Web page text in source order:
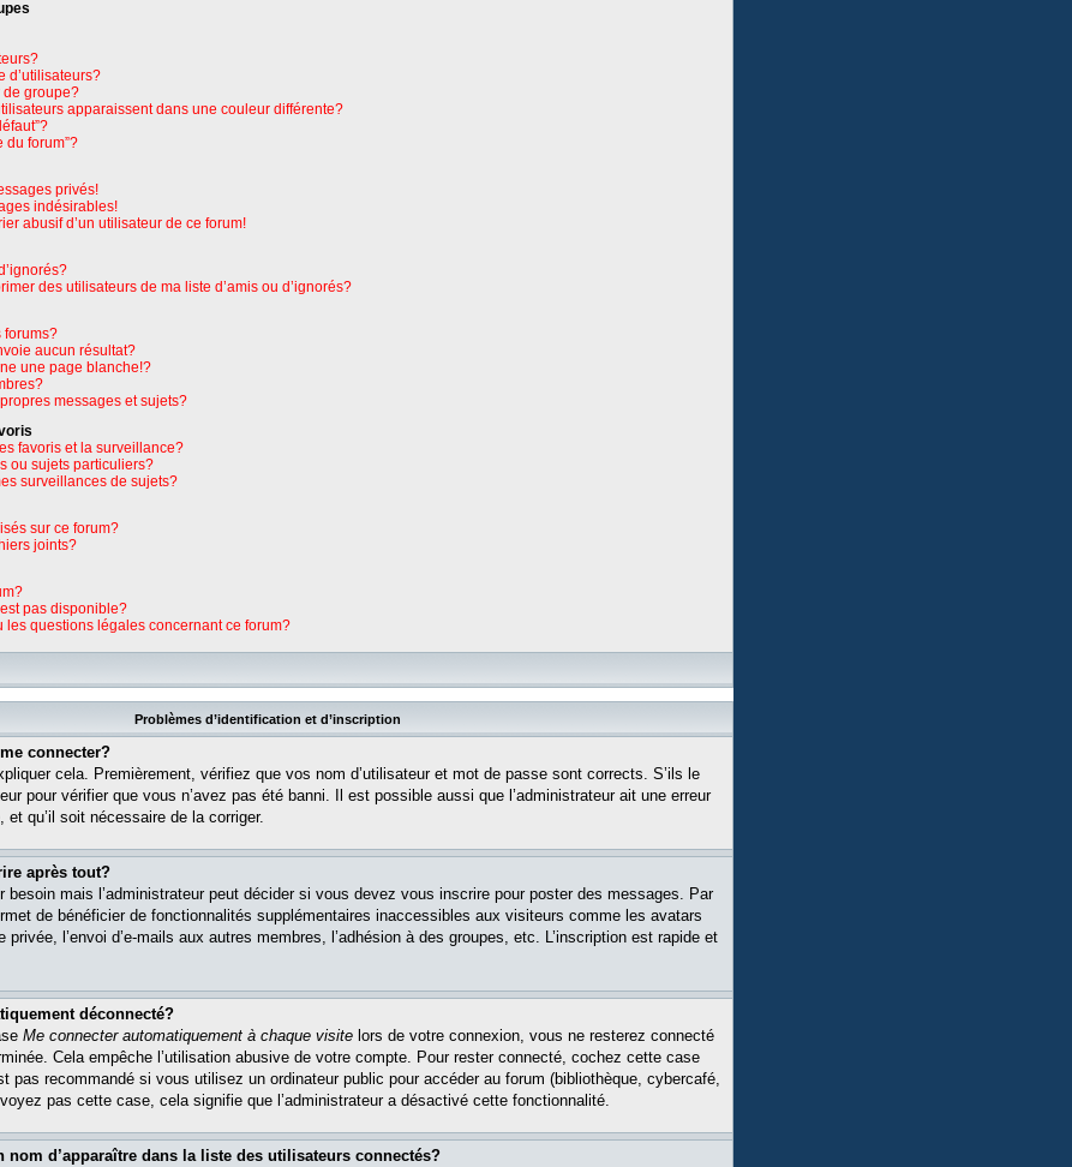
d’utilisateurs?
de groupe?
apparaissent dans une couleur différente?
du forum”?
privés!
indésirables!
abusif d’un utilisateur de ce forum!
des utilisateurs de ma liste d’amis ou d’ignorés?
forums?
aucun résultat?
une page blanche!?
messages et sujets?
favoris et la surveillance?
ou sujets particuliers?
surveillances de sujets?
sur ce forum?
joints?
pas disponible?
les questions légales concernant ce forum?
Problèmes d’identification et d’inscription
connecter?
cela. Premièrement, vérifiez que vos nom d’utilisateur et mot de passe sont corrects. S’ils le
pour vérifier que vous n’avez pas été banni. Il est possible aussi que l’administrateur ait une erreur
qu’il soit nécessaire de la corriger.
après tout?
besoin mais l’administrateur peut décider si vous devez vous inscrire pour poster des messages. Par
de bénéficier de fonctionnalités supplémentaires inaccessibles aux visiteurs comme les avatars
l’envoi d’e-mails aux autres membres, l’adhésion à des groupes, etc. L’inscription est rapide et
déconnecté?
Me connecter automatiquement à chaque visite lors de votre connexion, vous ne resterez connecté
Cela empêche l’utilisation abusive de votre compte. Pour rester connecté, cochez cette case
pas recommandé si vous utilisez un ordinateur public pour accéder au forum (bibliothèque, cybercafé,
pas cette case, cela signifie que l’administrateur a désactivé cette fonctionnalité.
nom d’apparaître dans la liste des utilisateurs connectés?